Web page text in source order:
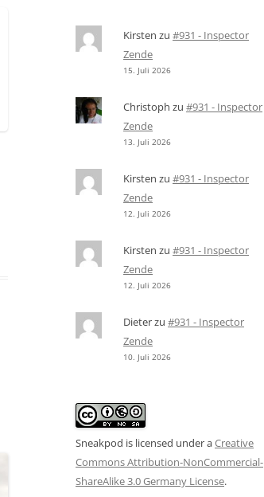
Kirsten zu #931 - Inspector
Zende
15. Juli 2026
Christoph zu #931 - Inspector
Zende
13. Juli 2026
Kirsten zu #931 - Inspector
Zende
12. Juli 2026
Kirsten zu #931 - Inspector
Zende
12. Juli 2026
Dieterzu #931 - Inspector
Zende
10. Juli 2026
Sneakpod is licensed under aCreative
Commons Attribution-NonCommercial-
ShareAlike 3.0 Germany License.